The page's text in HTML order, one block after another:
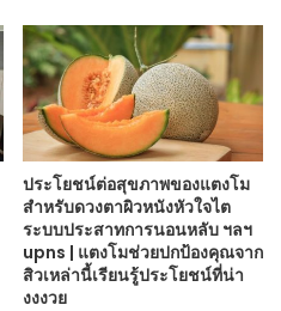
ประโยชน์ต่อสุขภาพของแตงโม
สำหรับดวงตาผิวหนังหัวใจไต
ระบบประสาทการนอนหลับ ฯลฯ
upns | แตงโมช่วยปกป้องคุณจาก
สิวเหล่านี้เรียนรู้ประโยชน์ที่น่า
งงงวย